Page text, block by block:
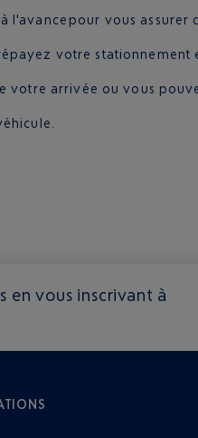
l'avance pour vous assurer
votre stationnement
votre arrivée ou vous
en vous inscrivant à